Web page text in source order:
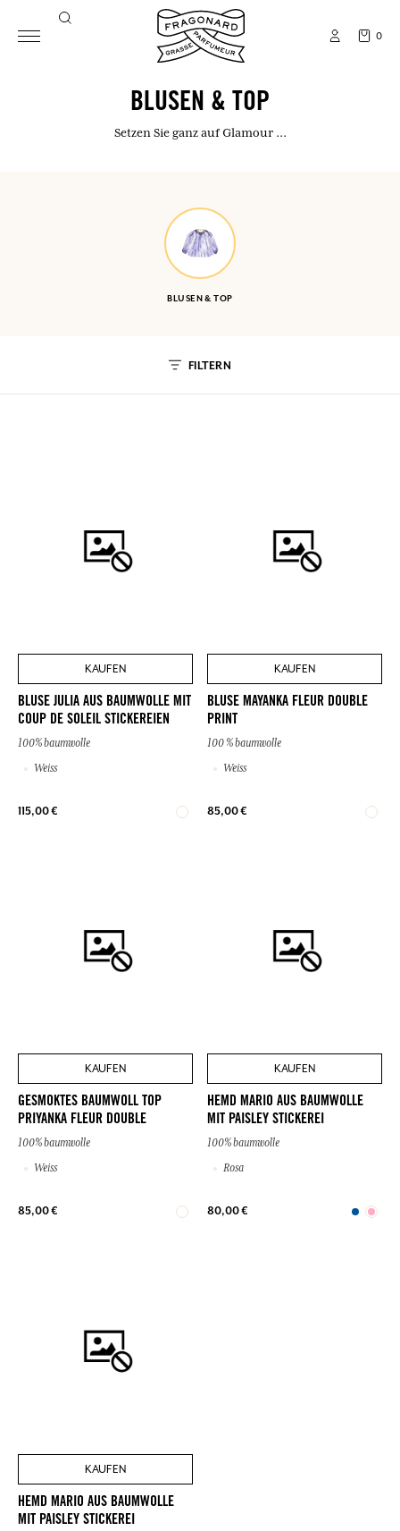
0
BLUSEN & TOP
Setzen Sie ganz auf Glamour ...
BLUSEN & TOP
FILTERN
KAUFEN
BLUSE JULIA AUS BAUMWOLLE MIT
COUP DE SOLEIL STICKEREIEN
100% baumwolle
Weiss
115,00 €
KAUFEN
BLUSE MAYANKA FLEUR DOUBLE
PRINT
100 % baumwolle
Weiss
85,00 €
KAUFEN
GESMOKTES BAUMWOLL TOP
PRIYANKA FLEUR DOUBLE
100% baumwolle
Weiss
85,00 €
KAUFEN
HEMD MARIO AUS BAUMWOLLE
MIT PAISLEY STICKEREI
100% baumwolle
Rosa
80,00 €
KAUFEN
HEMD MARIO AUS BAUMWOLLE
MIT PAISLEY STICKEREI